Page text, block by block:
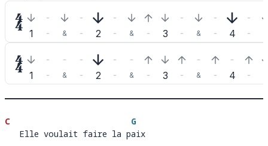
 1 & 2 & 3 & 4
 1 & 2 & 3 & 4
C
   Elle voulait faire la p
G
aix
   Elle voulait faire la paix